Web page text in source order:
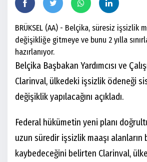
BRÜKSEL (AA) - Belçika, süresiz işsizlik
değişikliğe gitmeye ve bunu 2 yılla
hazırlanıyor.
Belçika Başbakan Yardımcısı ve
Clarinval, ülkedeki işsizlik ödeneği
değişiklik yapılacağını açıkladı.
Federal hükümetin yeni planı
uzun süredir işsizlik maaşı alanların
kaybedeceğini belirten Clarinval,